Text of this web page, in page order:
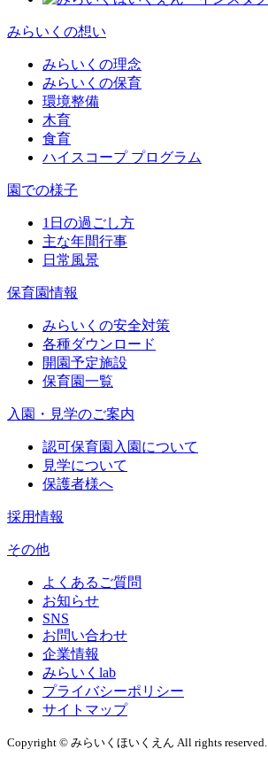
みらいくの想い
みらいくの理念
みらいくの保育
環境整備
木育
食育
ハイスコープ プログラム
園での様子
1日の過ごし方
主な年間行事
日常風景
保育園情報
みらいくの安全対策
各種ダウンロード
開園予定施設
保育園一覧
入園・見学のご案内
認可保育園入園について
見学について
保護者様へ
採用情報
その他
よくあるご質問
お知らせ
SNS
お問い合わせ
企業情報
みらいくlab
プライバシーポリシー
サイトマップ
Copyright © みらいくほいくえん All rights reserved.